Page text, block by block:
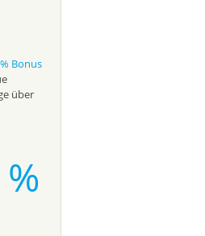
Bonus
über